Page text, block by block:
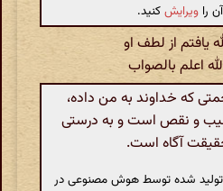
را ویرایشکنید.
یافتم از لطف او
اعلم بالصواب
که خداوند به من داده،
و نقص است و به درستی
حقیقت آگاه است.
تولید شده توسط هوش مصنوعی در